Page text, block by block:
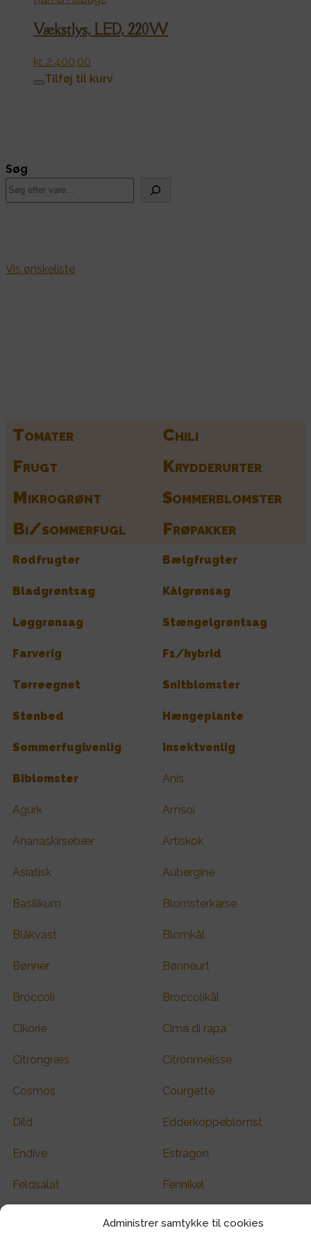
Administrer samtykke til cookies
Vækstlys, LED, 220W
kr. 2.400,00
Tilføj til kurv
Søg
Vis ønskeliste
Tomater
Chili
Frugt
Krydderurter
Mikrogrønt
Sommerblomster
Bi/sommerfugl
Frøpakker
Rodfrugter Bælgfrugter
Bladgrøntsag Kålgrønsag
Løggrønsag Stængelgrøntsag
Farverig F1/hybrid
Tørreegnet Snitblomster
Stenbed Hængeplante
Sommerfuglvenlig Insektvenlig
Biblomster Anis
Agurk Amsoi
Ananaskirsebær Artiskok
Asiatisk Aubergine
Basilikum Blomsterkarse
Blåkvast Blomkål
Bønner Bønneurt
Broccoli Broccolikål
Cikorie Cima di rapa
Citrongræs Citronmelisse
Cosmos Courgette
Dild Edderkoppeblomst
Endive Estragon
Feldsalat Fennikel
Græskar